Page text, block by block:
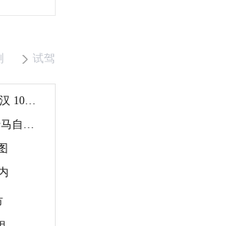
试驾
丰田皇冠SUV现身国内！“撞脸”比亚迪汉 10月上市
丰田、本田、马自达安全测试造假！涉马自达6等车型